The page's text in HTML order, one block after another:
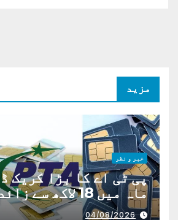
مزید
خبر و نظر
ماہ میں 18 لاکھ سے زائد سمز بلاک
04/08/2026